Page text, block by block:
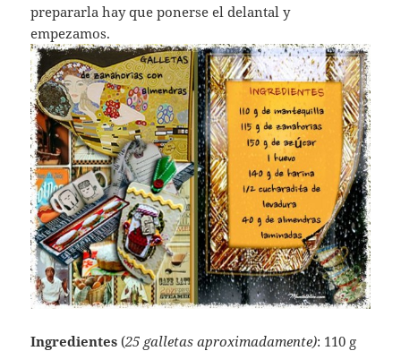
prepararla hay que ponerse el delantal y
empezamos.
Ingredientes (25 galletas aproximadamente): 110 g